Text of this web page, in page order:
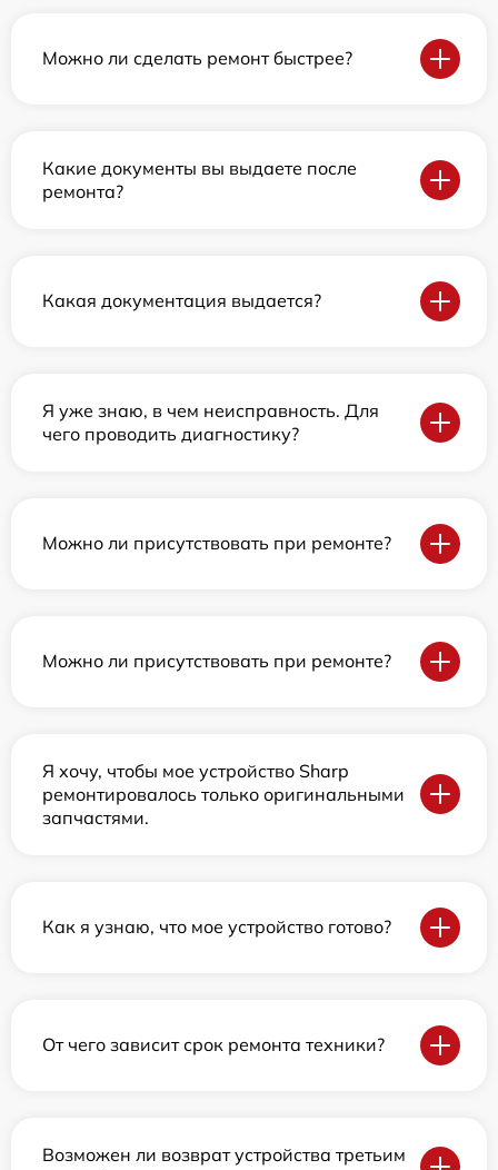
Можно ли сделать ремонт быстрее?
Какие документы вы выдаете после
ремонта?
Какая документация выдается?
Я уже знаю, в чем неисправность. Для
чего проводить диагностику?
Можно ли присутствовать при ремонте?
Можно ли присутствовать при ремонте?
Я хочу, чтобы мое устройство Sharp
ремонтировалось только оригинальными
запчастями.
Как я узнаю, что мое устройство готово?
От чего зависит срок ремонта техники?
Возможен ли возврат устройства третьим